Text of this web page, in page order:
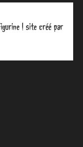
| site créé par